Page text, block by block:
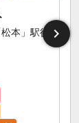
本」駅徒